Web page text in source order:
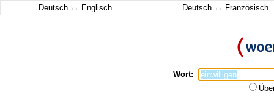
Deutsch ↔ Englisch Deutsch ↔ Französisch
Wort: